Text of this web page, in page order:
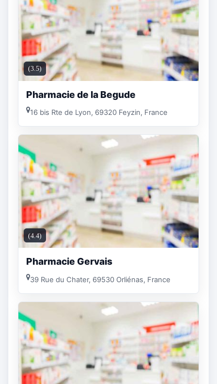
(3.5)
Pharmacie de la Begude
16 bis Rte de Lyon, 69320 Feyzin, France
(4.4)
Pharmacie Gervais
39 Rue du Chater, 69530 Orliénas, France